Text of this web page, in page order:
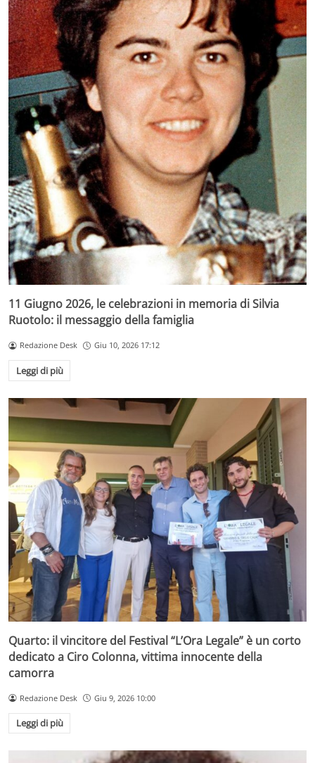
11 Giugno 2026, le celebrazioni in memoria di Silvia
Ruotolo: il messaggio della famiglia
Redazione Desk Giu 10, 2026 17:12
Leggi di più
Quarto: il vincitore del Festival “L’Ora Legale” è un corto
dedicato a Ciro Colonna, vittima innocente della
camorra
Redazione Desk Giu 9, 2026 10:00
Leggi di più